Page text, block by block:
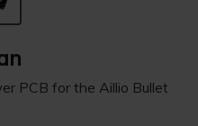
PCB for the Aillio Bullet